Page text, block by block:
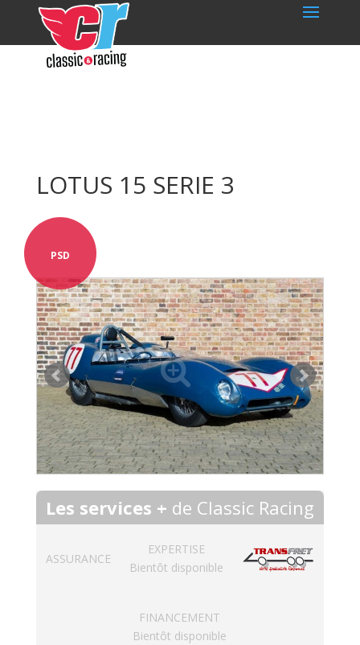
LOTUS 15 SERIE 3
PSD
Les services + de Classic Racing
ASSURANCE
EXPERTISE
Bientôt disponible
FINANCEMENT
Bientôt disponible